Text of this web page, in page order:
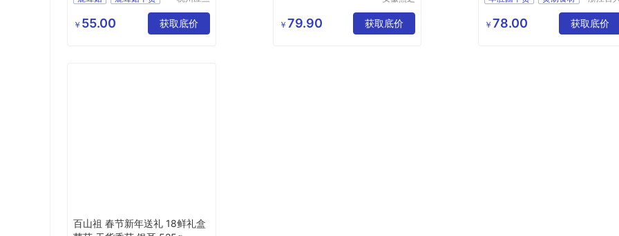
鹿茸松茸菇
公司
￥ 55.00 获取底价
务有限公
司
￥ 79.90 获取底价
菌菇去柄
公司
￥ 78.00 获取底价
百山祖 春节新年送礼 18鲜礼盒